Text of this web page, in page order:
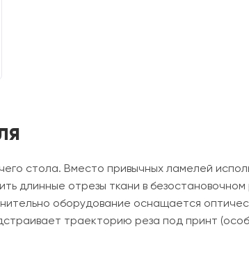
стола. Вместо привычных ламелей
длинные отрезы ткани в
оборудование оснащается
траекторию реза под принт